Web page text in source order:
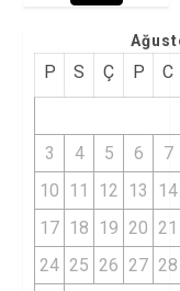
P S Ç P C
3 4 5 6
7
10 11 12 13
14
17 18 19 20 21
24 25 26 27 28